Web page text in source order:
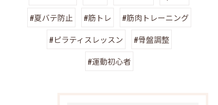
#夏バテ防止
#筋トレ
#筋肉トレーニング
#ピラティスレッスン
#骨盤調整
#運動初心者